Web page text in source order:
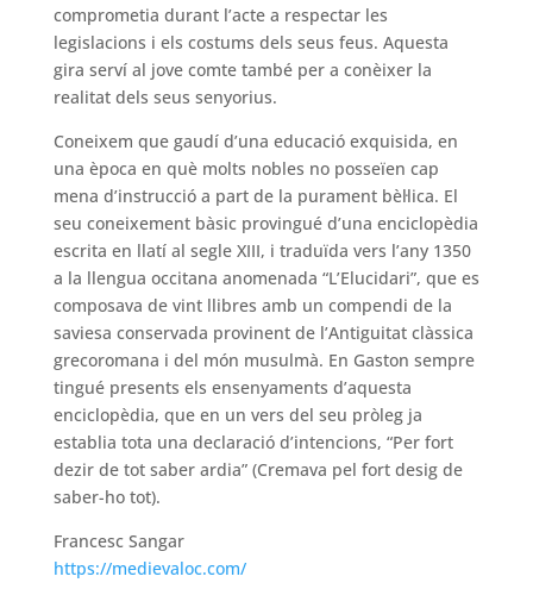
comprometia durant l’acte a respectar les
legislacions i els costums dels seus feus. Aquesta
gira serví al jove comte també per a conèixer la
realitat dels seus senyorius.
Coneixem que gaudí d’una educació exquisida, en
una època en què molts nobles no posseïen cap
mena d’instrucció a part de la purament bèl·lica. El
seu coneixement bàsic provingué d’una enciclopèdia
escrita en llatí al segle XIII, i traduïda vers l’any 1350
a la llengua occitana anomenada “L’Elucidari”, que es
composava de vint llibres amb un compendi de la
saviesa conservada provinent de l’Antiguitat clàssica
grecoromana i del món musulmà. En Gaston sempre
tingué presents els ensenyaments d’aquesta
enciclopèdia, que en un vers del seu pròleg ja
establia tota una declaració d’intencions, “Per fort
dezir de tot saber ardia” (Cremava pel fort desig de
saber-ho tot).
Francesc Sangar
https://medievaloc.com/